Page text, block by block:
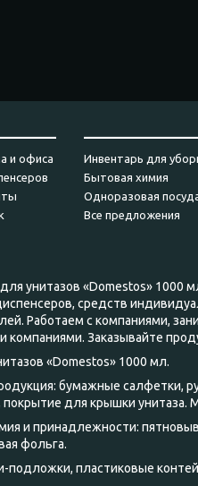
и офиса
Инвентарь для
Бытовая химия
Одноразовая
Все предложения
унитазов «Domestos» 1000
средств
Работаем с компаниями,
компаниями. Заказывайте
«Domestos» 1000 мл.
бумажные салфетки,
для крышки
и принадлежности:
фольга.
подложки, пластиковые